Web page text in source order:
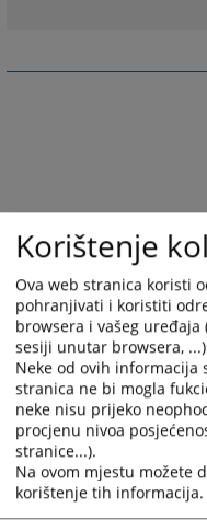
Korištenje
Ova web stranica koristi
pohranjivati i koristiti
browsera i vašeg
sesiji unutar browsera,
Neke od ovih informacija
stranica ne bi mogla
neke nisu prijeko
procjenu nivoa
stranice...).
Na ovom mjestu možete
korištenje tih informacija.